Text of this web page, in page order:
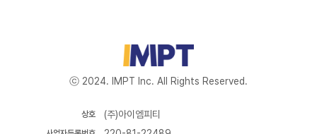
ⓒ 2024. IMPT Inc. All Rights Reserved.
(주)아이엠피티
상호